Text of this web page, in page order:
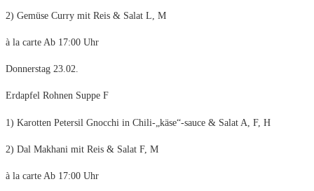
2) Gemüse Curry mit Reis & Salat L, M
à la carte Ab 17:00 Uhr
Donnerstag 23.02.
Erdapfel Rohnen Suppe F
1) Karotten Petersil Gnocchi in Chili-„käse“-sauce & Salat A, F, H
2) Dal Makhani mit Reis & Salat F, M
à la carte Ab 17:00 Uhr